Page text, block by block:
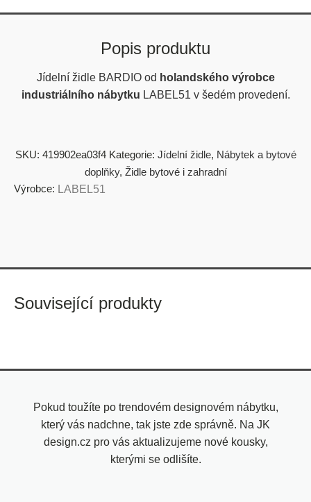
Popis produktu
Jídelní židle BARDIO od holandského výrobce
industriálního nábytku LABEL51 v šedém provedení.
SKU: 419902ea03f4 Kategorie: Jídelní židle, Nábytek a bytové
doplňky, Židle bytové i zahradní
Výrobce: LABEL51
Související produkty
Pokud toužíte po trendovém designovém nábytku,
který vás nadchne, tak jste zde správně. Na JK
design.cz pro vás aktualizujeme nové kousky,
kterými se odlišíte.